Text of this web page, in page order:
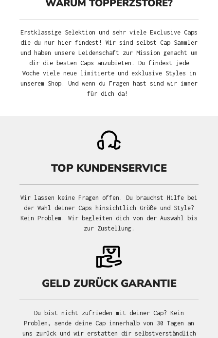
WARUM TOPPERZSTORE?
Erstklassige Selektion und sehr viele Exclusive Caps
die du nur hier findest! Wir sind selbst Cap Sammler
und haben unsere Leidenschaft zur Mission gemacht um
dir die besten Caps anzubieten. Du findest jede
Woche viele neue limitierte und exklusive Styles in
unserem Shop. Und wenn du Fragen hast sind wir immer
für dich da!
TOP KUNDENSERVICE
Wir lassen keine Fragen offen. Du brauchst Hilfe bei
der Wahl deiner Caps hinsichtlich Größe und Style?
Kein Problem. Wir begleiten dich von der Auswahl bis
zur Zustellung.
GELD ZURÜCK GARANTIE
Du bist nicht zufrieden mit deiner Cap? Kein
Problem, sende deine Cap innerhalb von 30 Tagen an
uns zurück und wir erstatten dir selbstverständlich